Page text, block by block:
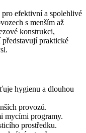
efektivní a spolehlivé
s menším až
konstrukci,
představují praktické
hygienu a dlouhou
provozů.
mycími programy.
prostředku.